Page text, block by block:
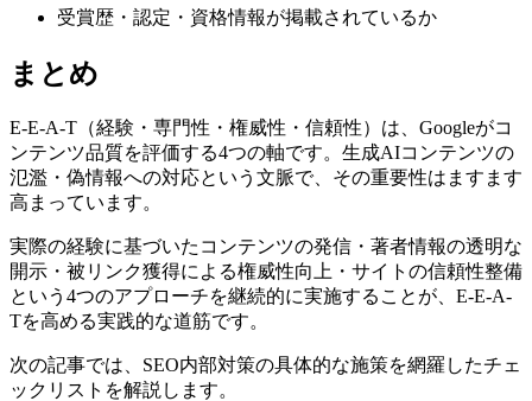
受賞歴・認定・資格情報が掲載されているか
まとめ
E-E-A-T（経験・専門性・権威性・信頼性）は、Googleがコ
ンテンツ品質を評価する4つの軸です。生成AIコンテンツの
氾濫・偽情報への対応という文脈で、その重要性はますます
高まっています。
実際の経験に基づいたコンテンツの発信・著者情報の透明な
開示・被リンク獲得による権威性向上・サイトの信頼性整備
という4つのアプローチを継続的に実施することが、E-E-A-
Tを高める実践的な道筋です。
次の記事では、SEO内部対策の具体的な施策を網羅したチェ
ックリストを解説します。